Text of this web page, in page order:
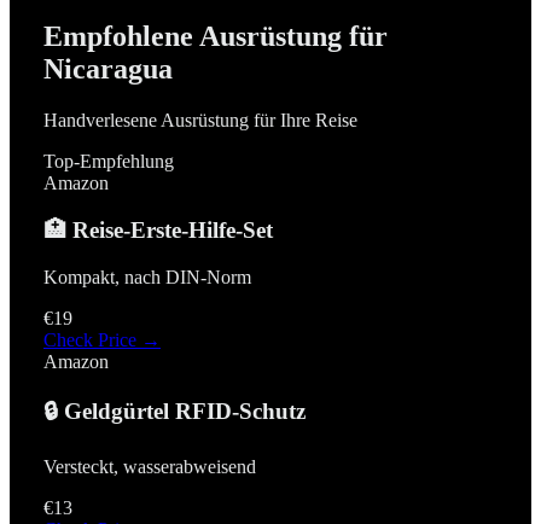
Empfohlene Ausrüstung für
Nicaragua
Handverlesene Ausrüstung für Ihre Reise
Top-Empfehlung
Amazon
🏥 Reise-Erste-Hilfe-Set
Kompakt, nach DIN-Norm
€19
Check Price →
Amazon
🔒 Geldgürtel RFID-Schutz
Versteckt, wasserabweisend
€13